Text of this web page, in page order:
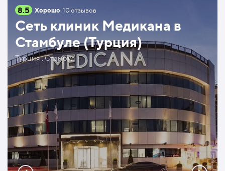
8.5 Хорошо 10отзывов
Сеть клиник Медикана в
Стамбуле (Турция)
Турция , Стамбул